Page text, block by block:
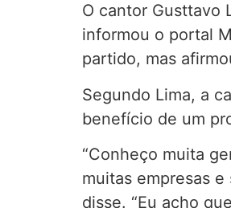
O cantor Gusttavo
informou o portal
partido, mas
Segundo Lima, a
benefício de um
“Conheço muita
muitas empresas
disse. “Eu acho